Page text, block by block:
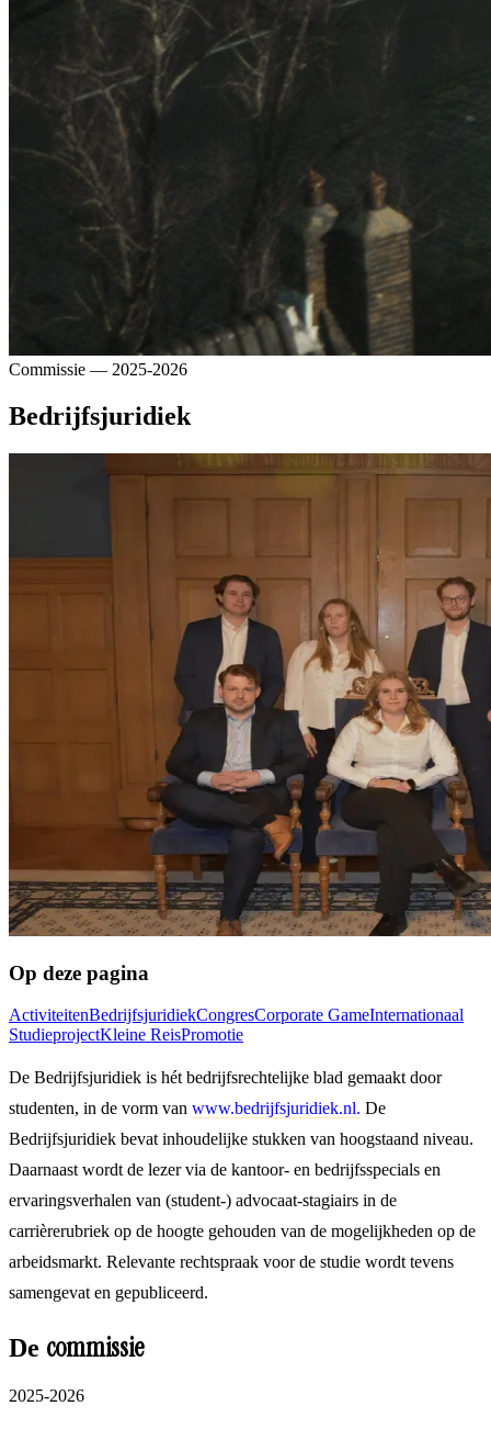
Commissie — 2025-2026
Bedrijfsjuridiek
Op deze pagina
ActiviteitenBedrijfsjuridiekCongresCorporate GameInternationaal
StudieprojectKleine ReisPromotie
De Bedrijfsjuridiek is hét bedrijfsrechtelijke blad gemaakt door
studenten, in de vorm van www.bedrijfsjuridiek.nl. De
Bedrijfsjuridiek bevat inhoudelijke stukken van hoogstaand niveau.
Daarnaast wordt de lezer via de kantoor- en bedrijfsspecials en
ervaringsverhalen van (student-) advocaat-stagiairs in de
carrièrerubriek op de hoogte gehouden van de mogelijkheden op de
arbeidsmarkt. Relevante rechtspraak voor de studie wordt tevens
samengevat en gepubliceerd.
De commissie
2025-2026